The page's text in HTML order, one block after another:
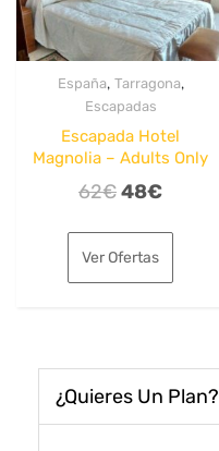
España, Tarragona,
Escapadas
Escapada Hotel
Magnolia – Adults Only
62€El
original
era:
48€El
es:
Ver Ofertas
¿Quieres Un Plan?